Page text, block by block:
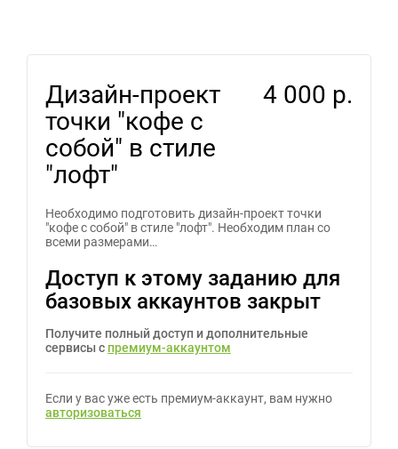
Дизайн-проект
точки "кофе с
собой" в стиле
"лофт"
4 000 р.
Необходимо подготовить дизайн-проект точки
"кофе с собой" в стиле "лофт". Необходим план со
всеми размерами…
Доступ к этому заданию для
базовых аккаунтов закрыт
Получите полный доступ и дополнительные
сервисы с премиум-аккаунтом
Если у вас уже есть премиум-аккаунт, вам нужно
авторизоваться